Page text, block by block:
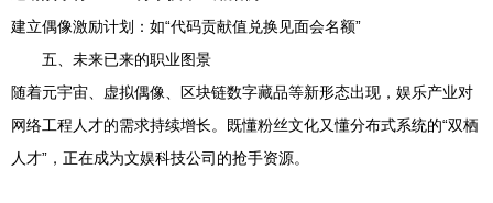
建立偶像激励计划：如“代码贡献值兑换见面会名额”
五、未来已来的职业图景
随着元宇宙、虚拟偶像、区块链数字藏品等新形态出现，娱乐产业对
网络工程人才的需求持续增长。既懂粉丝文化又懂分布式系统的“双栖
人才”，正在成为文娱科技公司的抢手资源。